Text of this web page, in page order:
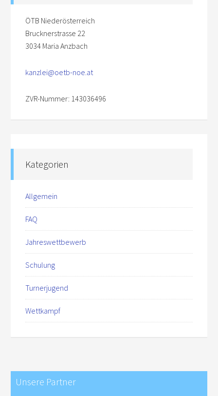
ÖTB Niederösterreich
Brucknerstrasse 22
3034 Maria Anzbach
kanzlei@oetb-noe.at
ZVR-Nummer: 143036496
Kategorien
Allgemein
FAQ
Jahreswettbewerb
Schulung
Turnerjugend
Wettkampf
Unsere Partner